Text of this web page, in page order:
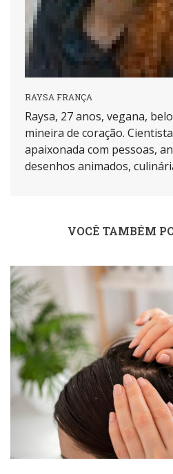
RAYSA FRANÇA
Raysa, 27 anos, vegana,
mineira de coração.
apaixonada com pessoas,
desenhos animados,
VOCÊ TAMBÉM